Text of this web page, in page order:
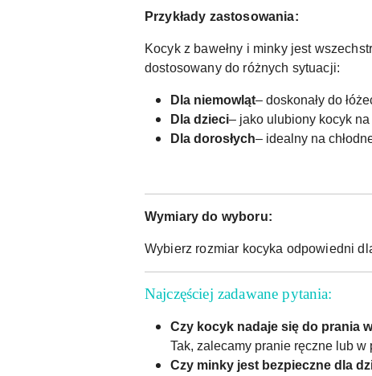
Przykłady zastosowania:
Kocyk z bawełny i minky jest
dostosowany do różnych sytuacji:
Dla niemowląt– doskonały do
Dla dzieci– jako ulubiony kocyk
Dla dorosłych– idealny na
Wymiary do wyboru:
Wybierz rozmiar kocyka odpowiedni
Najczęściej zadawane pytania:
Czy kocyk nadaje się do prania
Tak, zalecamy pranie ręczne lub
Czy minky jest bezpieczne dla